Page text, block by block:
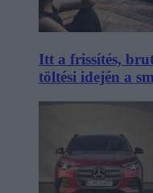
Itt a frissítés,
töltési idején a